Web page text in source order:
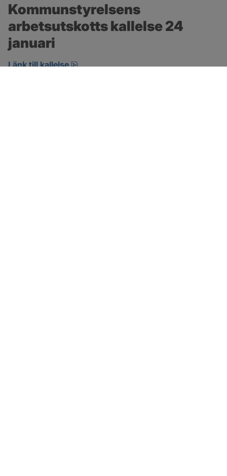
Kommunstyrelsens
arbetsutskotts kallelse 24
januari
Länk till kallelse